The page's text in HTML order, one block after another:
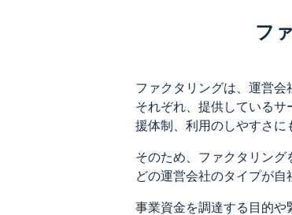
フ
ファクタリングは、運営会
それぞれ、提供している
援体制、利用のしやすさに
そのため、ファクタリング
どの運営会社のタイプが自
事業資金を調達する目的や